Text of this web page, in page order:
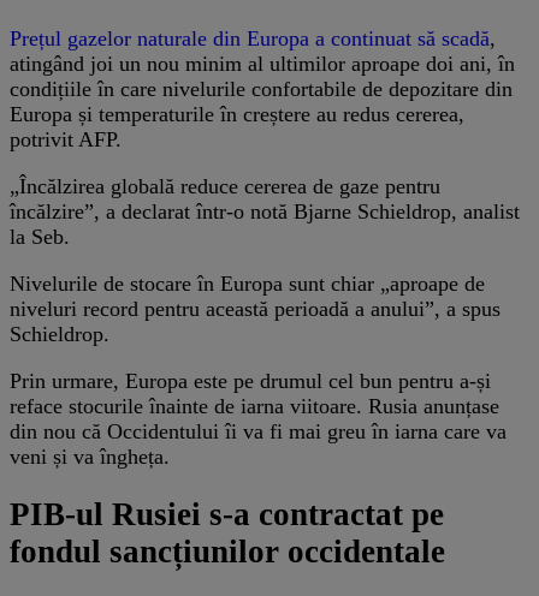
Prețul gazelor naturale din Europa a continuat să scadă,
atingând joi un nou minim al ultimilor aproape doi ani, în
condițiile în care nivelurile confortabile de depozitare din
Europa și temperaturile în creștere au redus cererea,
potrivit AFP.
„Încălzirea globală reduce cererea de gaze pentru
încălzire”, a declarat într-o notă Bjarne Schieldrop, analist
la Seb.
Nivelurile de stocare în Europa sunt chiar „aproape de
niveluri record pentru această perioadă a anului”, a spus
Schieldrop.
Prin urmare, Europa este pe drumul cel bun pentru a-și
reface stocurile înainte de iarna viitoare. Rusia anunțase
din nou că Occidentului îi va fi mai greu în iarna care va
veni și va îngheța.
PIB-ul Rusiei s-a contractat pe
fondul sancțiunilor occidentale